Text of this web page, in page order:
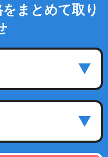
まとめて取り